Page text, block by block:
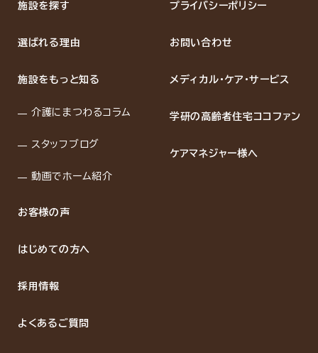
施設を探す
選ばれる理由
施設をもっと知る
介護にまつわるコラム
スタッフブログ
動画でホーム紹介
お客様の声
はじめての方へ
採用情報
よくあるご質問
プライバシーポリシー
お問い合わせ
メディカル・ケア・サービス
学研の高齢者住宅ココファン
ケアマネジャー様へ